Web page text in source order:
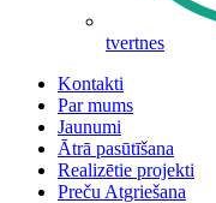
tvertnes
Kontakti
Par mums
Jaunumi
Ātrā pasūtīšana
Realizētie projekti
Preču Atgriešana